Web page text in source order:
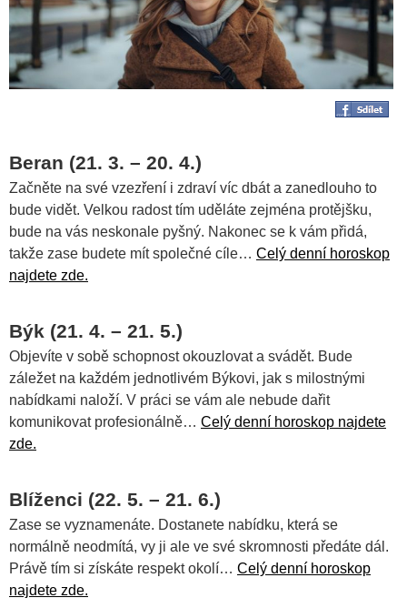
Beran (21. 3. – 20. 4.)
Začněte na své vzezření i zdraví víc dbát a zanedlouho to
bude vidět. Velkou radost tím uděláte zejména protějšku,
bude na vás neskonale pyšný. Nakonec se k vám přidá,
takže zase budete mít společné cíle… Celý denní horoskop
najdete zde.
Býk (21. 4. – 21. 5.)
Objevíte v sobě schopnost okouzlovat a svádět. Bude
záležet na každém jednotlivém Býkovi, jak s milostnými
nabídkami naloží. V práci se vám ale nebude dařit
komunikovat profesionálně… Celý denní horoskop najdete
zde.
Blíženci (22. 5. – 21. 6.)
Zase se vyznamenáte. Dostanete nabídku, která se
normálně neodmítá, vy ji ale ve své skromnosti předáte dál.
Právě tím si získáte respekt okolí… Celý denní horoskop
najdete zde.